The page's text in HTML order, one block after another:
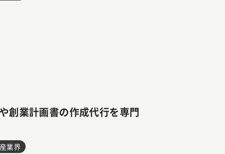
創業計画書の作成代行を専門
業界